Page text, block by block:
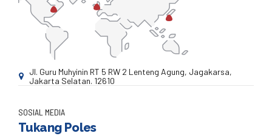
Jl. Guru Muhyinin RT 5 RW 2 Lenteng Agung, Jagakarsa,
Jakarta Selatan. 12610
SOSIAL MEDIA
Tukang Poles